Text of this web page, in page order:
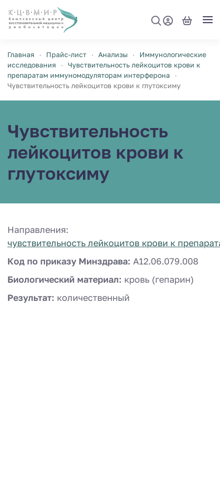
Перейти к содержимому
Главная Прайс-лист Анализы
Иммунологические
исследования
Чувствительность лейкоцитов крови к
препаратам иммуномодуляторам интерферона
Чувствительность лейкоцитов крови к глутоксиму
Чувствительность
лейкоцитов крови к
глутоксиму
Направления:
чувствительность лейкоцитов крови к
Код по приказу Минздрава: A12.06.079.008
Биологический материал: кровь (гепарин)
Результат: количественный